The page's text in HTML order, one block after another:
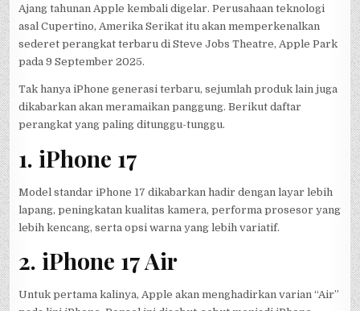
RESMI
RILIS
MINGGU
DEPAN,
BUKAN
Ajang tahunan Apple kembali digelar. Perusahaan teknologi
asal Cupertino, Amerika Serikat itu akan memperkenalkan
sederet perangkat terbaru di Steve Jobs Theatre, Apple Park
pada 9 September 2025.
Tak hanya iPhone generasi terbaru, sejumlah produk lain juga
dikabarkan akan meramaikan panggung. Berikut daftar
perangkat yang paling ditunggu-tunggu.
1. iPhone 17
Model standar iPhone 17 dikabarkan hadir dengan layar lebih
lapang, peningkatan kualitas kamera, performa prosesor yang
lebih kencang, serta opsi warna yang lebih variatif.
2. iPhone 17 Air
Untuk pertama kalinya, Apple akan menghadirkan varian “Air”